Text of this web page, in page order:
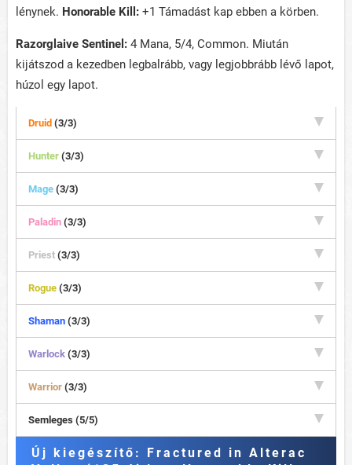
lénynek. Honorable Kill: +1 Támadást kap ebben a körben.
Razorglaive Sentinel: 4 Mana, 5/4, Common. Miután
kijátszod a kezedben legbalrább, vagy legjobbrább lévő lapot,
húzol egy lapot.
Druid (3/3)
Hunter (3/3)
Mage (3/3)
Paladin (3/3)
Priest (3/3)
Rogue (3/3)
Shaman (3/3)
Warlock (3/3)
Warrior (3/3)
Semleges (5/5)
Új kiegészítő: Fractured in Alterac